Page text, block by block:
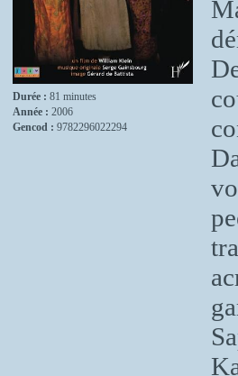
Durée : 81 minutes
Année : 2006
Gencod : 9782296022294